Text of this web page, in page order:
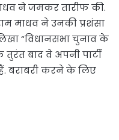
ने जमकर तारीफ की.
माधव ने उनकी प्रशंसा
“विधानसभा चुनाव के
बाद वे अपनी पार्टी
बराबरी करने के लिए